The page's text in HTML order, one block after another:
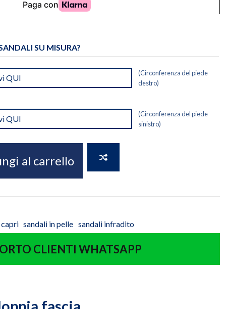
SU MISURA?
(Circonferenza del piede
destro)
(Circonferenza del piede
sinistro)
al carrello
capri sandali in pelle sandali infradito
CLIENTI WHATSAPP